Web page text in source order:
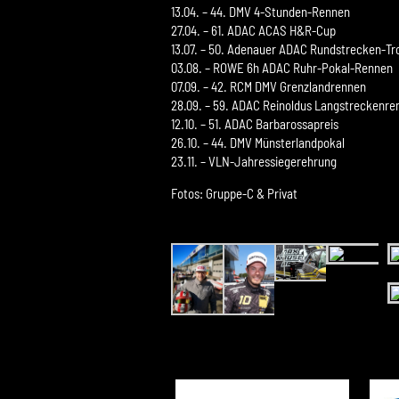
13.04. – 44. DMV 4-Stunden-Rennen
27.04. – 61. ADAC ACAS H&R-Cup
13.07. – 50. Adenauer ADAC Rundstrecken-
03.08. – ROWE 6h ADAC Ruhr-Pokal-Rennen
07.09. – 42. RCM DMV Grenzlandrennen
28.09. – 59. ADAC Reinoldus
12.10. – 51. ADAC Barbarossapreis
26.10. – 44. DMV Münsterlandpokal
23.11. – VLN-Jahressiegerehrung
Fotos: Gruppe-C & Privat